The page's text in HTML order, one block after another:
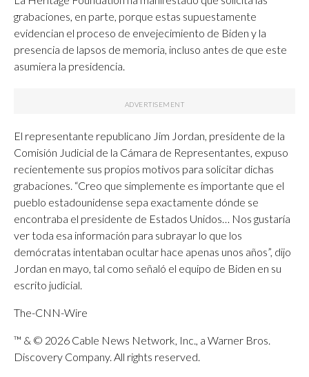
grabaciones, en parte, porque estas supuestamente
evidencian el proceso de envejecimiento de Biden y la
presencia de lapsos de memoria, incluso antes de que este
asumiera la presidencia.
El representante republicano Jim Jordan, presidente de la
Comisión Judicial de la Cámara de Representantes, expuso
recientemente sus propios motivos para solicitar dichas
grabaciones. “Creo que simplemente es importante que el
pueblo estadounidense sepa exactamente dónde se
encontraba el presidente de Estados Unidos… Nos gustaría
ver toda esa información para subrayar lo que los
demócratas intentaban ocultar hace apenas unos años”, dijo
Jordan en mayo, tal como señaló el equipo de Biden en su
escrito judicial.
The-CNN-Wire
™ & © 2026 Cable News Network, Inc., a Warner Bros.
Discovery Company. All rights reserved.